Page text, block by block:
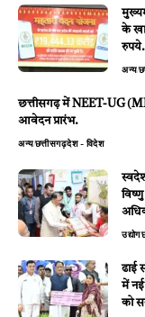
के
रुपये.
अन्य
छत्तीसगढ़ में NEET-UG
आवेदन प्रारंभ.
अन्यछत्तीसगढ़देश - विदेश
उद्योग
ढाई
में
को